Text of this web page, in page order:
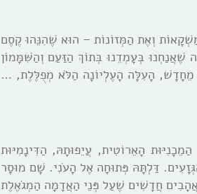
וְאֶת הַמְּזוֹנוֹת – הוּא שֶׁהִנֵּהוּ קֶסֶם
שֶׁאֲנַחְנוּ בְּעָמְדֵנוּ בְּתוֹךְ הַזַּעַם וְהַשִּׁמָּמוֹן
מֵחָדָשׁ, הָעִלָּה הָעֶלְיוֹנָה הַלֹּא מְפֻלֶּלֶת, …
הָאֵרוֹטִית, עֲיֵפוּתָהּ, הַדִּינָמִיּוּת
דַּלְתָּהּ פְּתוּחָה אֶל הָעֹנִי. שָׁם מוּסָר
חֲדָשִׁים שֶׁעַל פְּנֵי הַאֲדָמָה הַמְגֹאֶלֶת